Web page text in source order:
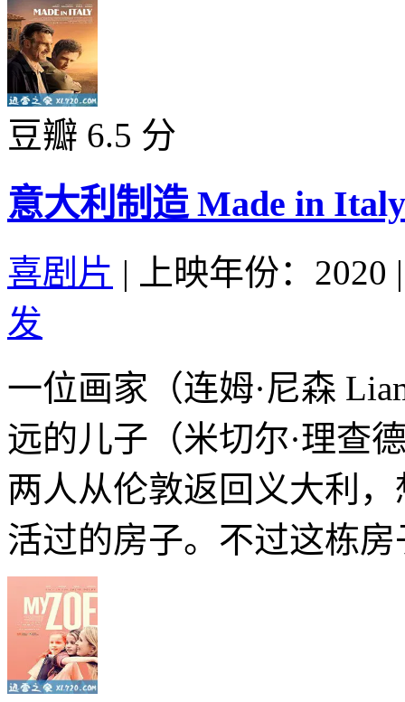
豆瓣 6.5 分
意大利制造 Made in
喜剧片 | 上映年份：2020 |
发
一位画家（连姆·尼森
远的儿子（米切尔·理查
两人从伦敦返回义大利
活过的房子。不过这栋